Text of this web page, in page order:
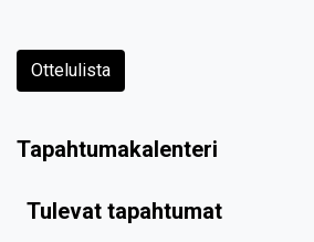
Ottelulista
Tapahtumakalenteri
Tulevat tapahtumat